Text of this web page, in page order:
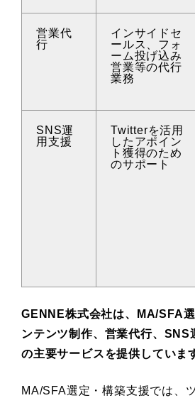
営業代
行
インサイドセ
ールス、フォ
ーム投げ込み
営業等の代行
業務
SNS運
用支援
Twitterを活用
したアポイン
ト獲得のため
のサポート
GENNE株式会社は、MA/SFA
ンテンツ制作、営業代行、SNS
の主要サービスを提供していま
MA/SFA選定・構築支援では、